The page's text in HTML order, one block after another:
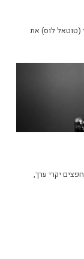
(טוטאל לוס) את
יקרי ערך,